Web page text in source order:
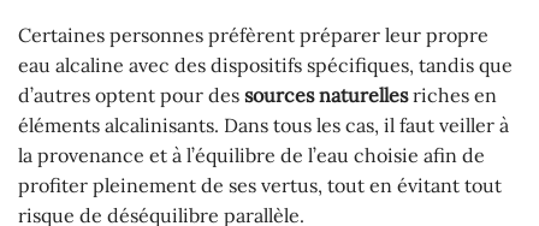
Certaines personnes préfèrent préparer leur propre
eau alcaline avec des dispositifs spécifiques, tandis que
d’autres optent pour des sources naturellesriches en
éléments alcalinisants. Dans tous les cas, il faut veiller à
la provenance et à l’équilibre de l’eau choisie afin de
profiter pleinement de ses vertus, tout en évitant tout
risque de déséquilibre parallèle.